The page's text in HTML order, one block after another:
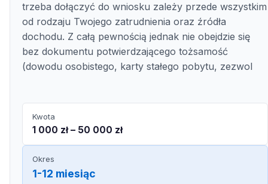
trzeba dołączyć do wniosku zależy przede wszystkim
od rodzaju Twojego zatrudnienia oraz źródła
dochodu. Z całą pewnością jednak nie obejdzie się
bez dokumentu potwierdzającego tożsamość
(dowodu osobistego, karty stałego pobytu, zezwol
Kwota
1 000 zł – 50 000 zł
Okres
1-12 miesiąc